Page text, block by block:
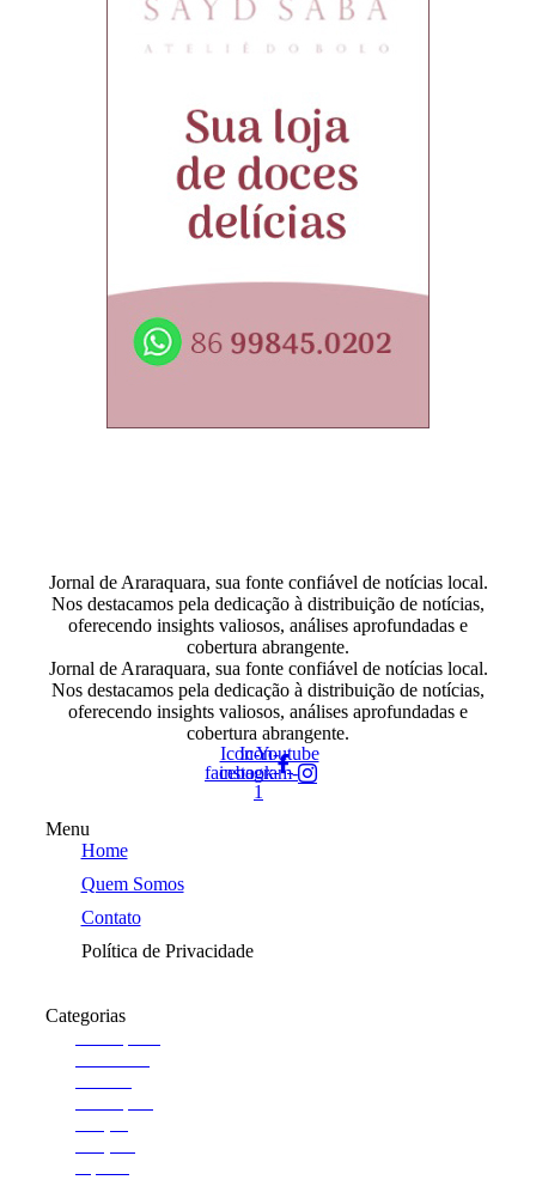
Jornal de Araraquara, sua fonte confiável de notícias local.
Nos destacamos pela dedicação à distribuição de notícias,
oferecendo insights valiosos, análises aprofundadas e
cobertura abrangente.
Jornal de Araraquara, sua fonte confiável de notícias local.
Nos destacamos pela dedicação à distribuição de notícias,
oferecendo insights valiosos, análises aprofundadas e
cobertura abrangente.
Icon-
facebook
Icon-
instagram-
1
Youtube
Menu
Home
Quem Somos
Contato
Política de Privacidade
Categorias